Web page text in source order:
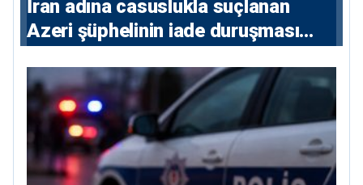
İran adına casuslukla suçlanan
Azeri şüphelinin iade duruşması